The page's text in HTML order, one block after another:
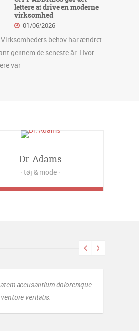
lettere at drive en moderne
virksomhed
01/06/2026
behov har ændret
gennem de seneste år. Hvor
var
Dr. Adams
tøj & mode
Hermed har jeg oprettet